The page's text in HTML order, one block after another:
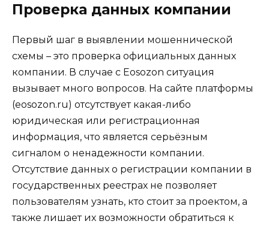
Проверка данных компании
Первый шаг в выявлении мошеннической
схемы – это проверка официальных данных
компании. В случае с Eosozon ситуация
вызывает много вопросов. На сайте платформы
(eosozon.ru) отсутствует какая-либо
юридическая или регистрационная
информация, что является серьёзным
сигналом о ненадежности компании.
Отсутствие данных о регистрации компании в
государственных реестрах не позволяет
пользователям узнать, кто стоит за проектом, а
также лишает их возможности обратиться к